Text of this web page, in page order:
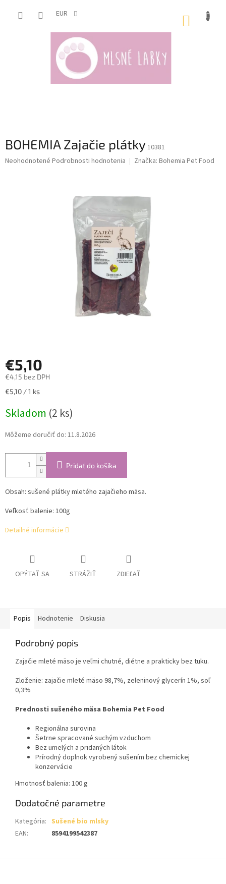
EUR
BOHEMIA Zajačie plátky 10381
Priemerné
Neohodnotené Podrobnosti hodnotenia Značka: Bohemia Pet Food
€5,10
€4,15 bez DPH
Jednotková
€5,10 / 1 ks
Skladom (2 ks)
Môžeme doručiť do: 11.8.2026
Pridať do košíka
Obsah: sušené plátky mletého zajačieho mäsa.
Veľkosť balenie: 100g
Detailné informácie
OPÝTAŤ SA STRÁŽIŤ ZDIEĽAŤ
Popis Hodnotenie Diskusia
Podrobný popis
Zajačie mleté mäso je veľmi chutné, diétne a prakticky bez tuku.
Zloženie: zajačie mleté mäso 98,7%, zeleninový glycerín 1%, soľ
0,3%
Prednosti sušeného mäsa Bohemia Pet Food
Regionálna surovina
Šetrne spracované suchým vzduchom
Bez umelých a pridaných látok
Prírodný doplnok vyrobený sušením bez chemickej
konzervácie
Hmotnosť balenia: 100 g
Dodatočné parametre
Kategória: Sušené bio mlsky
EAN: 8594199542387